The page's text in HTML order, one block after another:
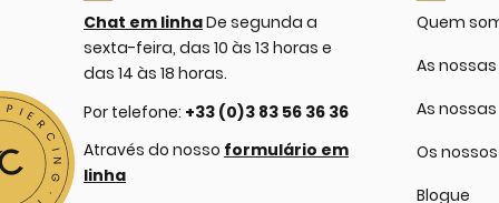
Chat em linhaDe segunda a
sexta-feira, das 10 às 13 horas e
das 14 às 18 horas.
Por telefone: +33 (0)3 83 56 36 36
Através do nosso formulário em
linha
Quem
As
As
Os
Blogue